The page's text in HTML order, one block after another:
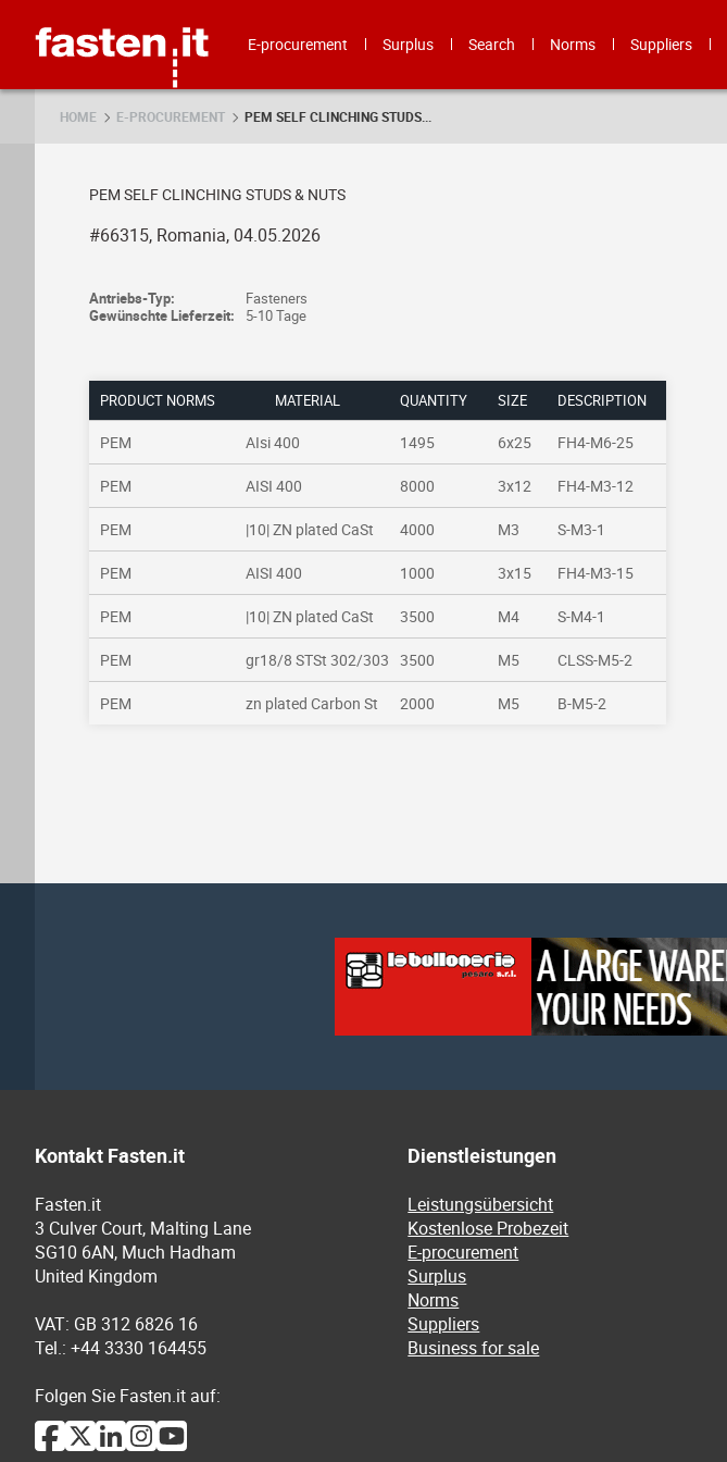
E-procurement Surplus Search Norms Suppliers
HOME E-PROCUREMENT PEM SELF CLINCHING STUDS...
PEM SELF CLINCHING STUDS & NUTS
#66315, Romania, 04.05.2026
Antriebs-Typ:
Fasteners
Gewünschte Lieferzeit:
5-10 Tage
PRODUCT NORMS MATERIAL QUANTITY SIZE DESCRIPTION
PEM AIsi 400 1495 6x25 FH4-M6-25
PEM AISI 400 8000 3x12 FH4-M3-12
PEM |10| ZN plated CaSt 4000 M3 S-M3-1
PEM AISI 400 1000 3x15 FH4-M3-15
PEM |10| ZN plated CaSt 3500 M4 S-M4-1
PEM gr18/8 STSt 302/303 3500 M5 CLSS-M5-2
PEM zn plated Carbon St 2000 M5 B-M5-2
Kontakt Fasten.it
Fasten.it
3 Culver Court, Malting Lane
SG10 6AN, Much Hadham
United Kingdom
VAT: GB 312 6826 16
Tel.: +44 3330 164455
Folgen Sie Fasten.it auf:
Dienstleistungen
Leistungsübersicht
Kostenlose Probezeit
E-procurement
Surplus
Norms
Suppliers
Business for sale